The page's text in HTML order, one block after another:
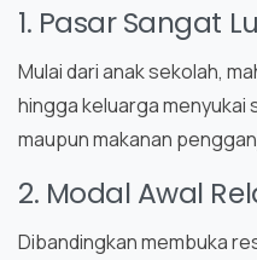
1. Pasar Sangat
Mulai dari anak sekolah,
hingga keluarga menyukai
maupun makanan
2. Modal Awal
Dibandingkan membuka